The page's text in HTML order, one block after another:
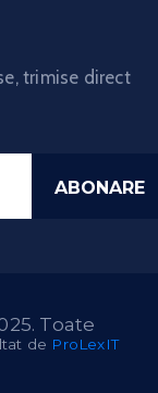
trimise direct
Toate
de ProLexIT